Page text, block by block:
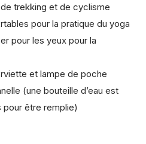
trekking et de cyclisme
pour la pratique du yoga
pour les yeux pour la
et lampe de poche
(une bouteille d’eau est
pour être remplie)